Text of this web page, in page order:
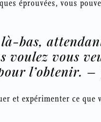
éprouvées, vous
bas,
voulez vous
l’obtenir. –
et expérimenter ce que